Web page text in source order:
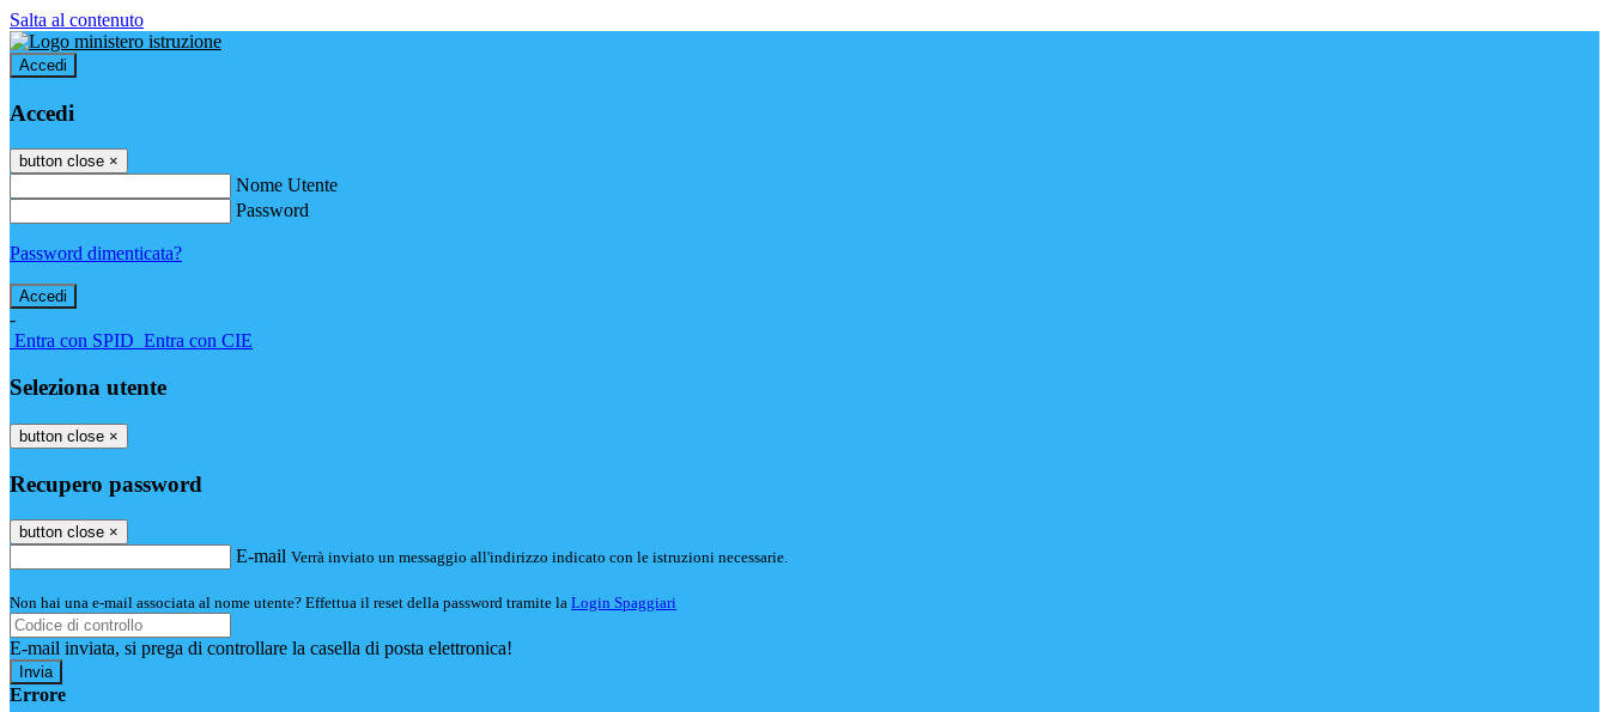
Salta al contenuto
Accedi
Accedi
button close ×
Nome Utente
Password
Password dimenticata?
-
Entra con SPID Entra con CIE
Seleziona utente
button close ×
Recupero password
button close ×
E-mail Verrà inviato un messaggio all'indirizzo indicato con le istruzioni necessarie.
Non hai una e-mail associata al nome utente? Effettua il reset della password tramite la Login Spaggiari
E-mail inviata, si prega di controllare la casella di posta elettronica!
Errore